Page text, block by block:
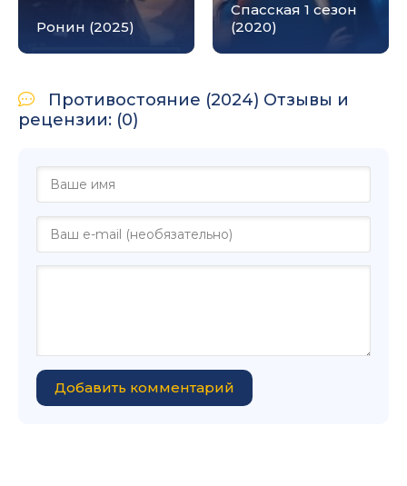
Ронин (2025)
Спасская 1 сезон
(2020)
Противостояние (2024) Отзывы и
рецензии: (0)
Добавить комментарий